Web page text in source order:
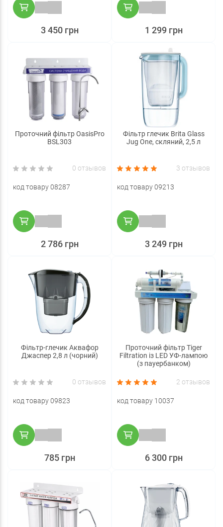
3 450 грн 1 299 грн
Проточний фільтр OasisPro
BSL303
0 отзывов
код товару 08287
2 786 грн
Фільтр глечик Brita Glass
Jug One, скляний, 2,5 л
3 отзывов
код товару 09213
3 249 грн
Фільтр-глечик Аквафор
Джаспер 2,8 л (чорний)
0 отзывов
код товару 09823
785 грн
Проточний фільтр Tiger
Filtration із LED УФ-лампою
(з пауербанком)
2 отзывов
код товару 10037
6 300 грн